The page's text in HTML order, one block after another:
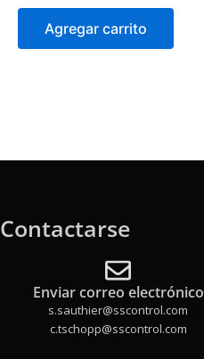
0
Agregar carrito
Contactarse
Enviar correo electrónico
s.sauthier@sscontrol.com
c.tschopp@sscontrol.com